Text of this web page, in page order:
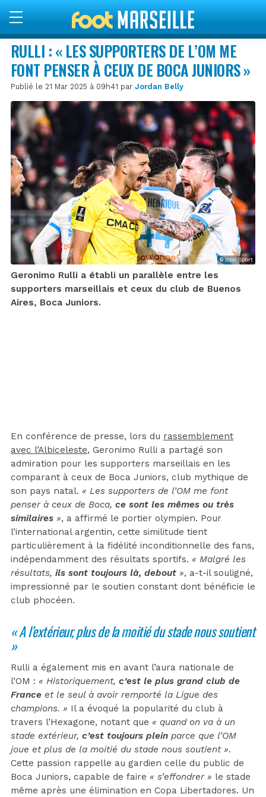
RULLI : « LES SUPPORTERS DE L’OM ME
FONT PENSER À CEUX DE BOCA JUNIORS »
Publié le 21 Mar 2025 à 09h41 par Jordan Belly
© Icon Sport
Geronimo Rulli a établi un parallèle entre les
supporters marseillais et ceux du club de Buenos
Aires, Boca Juniors.
En conférence de presse, lors du rassemblement
avec l’Albiceleste, Geronimo Rulli a partagé son
admiration pour les supporters marseillais en les
comparant à ceux de Boca Juniors, club mythique de
son pays natal. « Les supporters de l’OM me font
penser à ceux de Boca, ce sont les mêmes ou très
similaires », a affirmé le portier olympien. Pour
l’international argentin, cette similitude tient
particulièrement à la fidélité inconditionnelle des fans,
indépendamment des résultats sportifs. « Malgré les
résultats, ils sont toujours là, debout », a-t-il souligné,
impressionné par le soutien constant dont bénéficie le
club phocéen.
« A l’extérieur, plus de la moitié du stade nous soutient
»
Rulli a également mis en avant l’aura nationale de
l’OM : « Historiquement, c’est le plus grand club de
France et le seul à avoir remporté la Ligue des
champions. » Il a évoqué la popularité du club à
travers l’Hexagone, notant que « quand on va à un
stade extérieur, c’est toujours plein parce que l’OM
joue et plus de la moitié du stade nous soutient ».
Cette passion rappelle au gardien celle du public de
Boca Juniors, capable de faire « s’effondrer » le stade
même après une élimination en Copa Libertadores. Un